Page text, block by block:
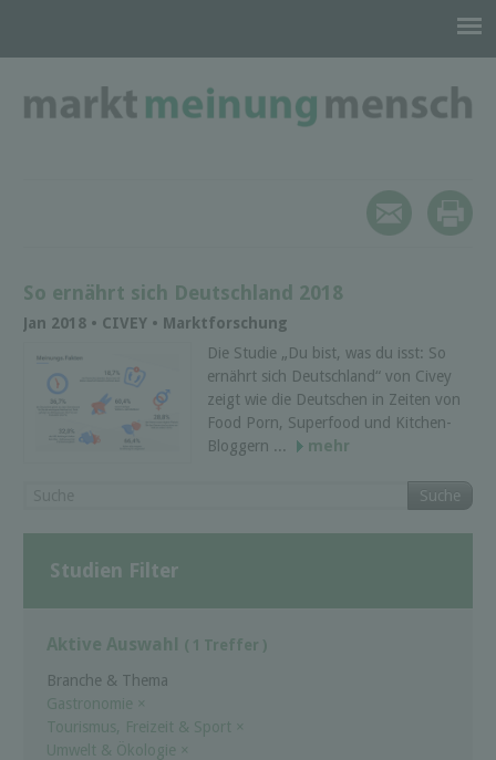
So ernährt sich Deutschland 2018
Jan 2018 • CIVEY • Marktforschung
Die Studie „Du bist, was du isst: So
ernährt sich Deutschland“ von Civey
zeigt wie die Deutschen in Zeiten von
Food Porn, Superfood und Kitchen-
Bloggern ...
mehr
Suche
Studien Filter
Aktive Auswahl ( 1 Treffer )
Branche & Thema
Gastronomie ×
Tourismus, Freizeit & Sport ×
Umwelt & Ökologie ×